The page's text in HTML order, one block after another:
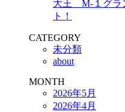
大王 M-１グラ
ト！
CATEGORY
未分類
about
MONTH
2026年5月
2026年4月